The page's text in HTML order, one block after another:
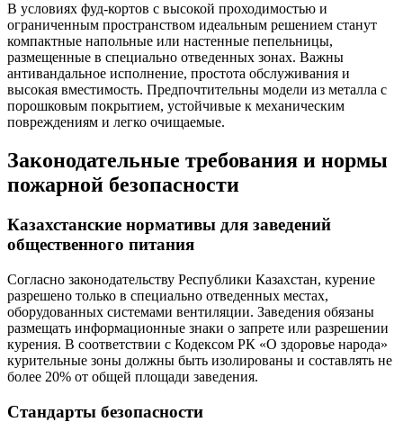
В условиях фуд-кортов с высокой проходимостью и
ограниченным пространством идеальным решением станут
компактные напольные или настенные пепельницы,
размещенные в специально отведенных зонах. Важны
антивандальное исполнение, простота обслуживания и
высокая вместимость. Предпочтительны модели из металла с
порошковым покрытием, устойчивые к механическим
повреждениям и легко очищаемые.
Законодательные требования и нормы
пожарной безопасности
Казахстанские нормативы для заведений
общественного питания
Согласно законодательству Республики Казахстан, курение
разрешено только в специально отведенных местах,
оборудованных системами вентиляции. Заведения обязаны
размещать информационные знаки о запрете или разрешении
курения. В соответствии с Кодексом РК «О здоровье народа»
курительные зоны должны быть изолированы и составлять не
более 20% от общей площади заведения.
Стандарты безопасности